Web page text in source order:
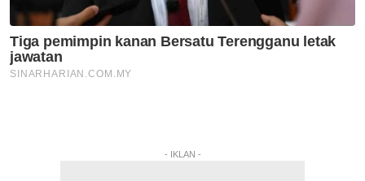
- IKLAN -